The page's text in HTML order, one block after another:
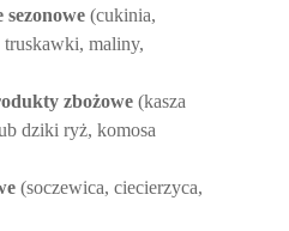
(cukinia,
maliny,
zbożowe (kasza
dziki ryż, komosa
(soczewica, ciecierzyca,